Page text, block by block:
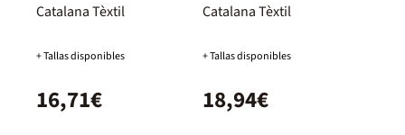
Catalana Tèxtil
+ Tallas disponibles
16,71€
Catalana Tèxtil
+ Tallas disponibles
18,94€